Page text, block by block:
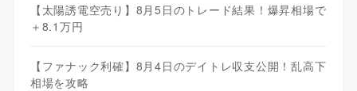
【太陽誘電空売り】8月5日のトレード結果！爆昇相場で
＋8.1万円
【ファナック利確】8月4日のデイトレ収支公開！乱高下
相場を攻略